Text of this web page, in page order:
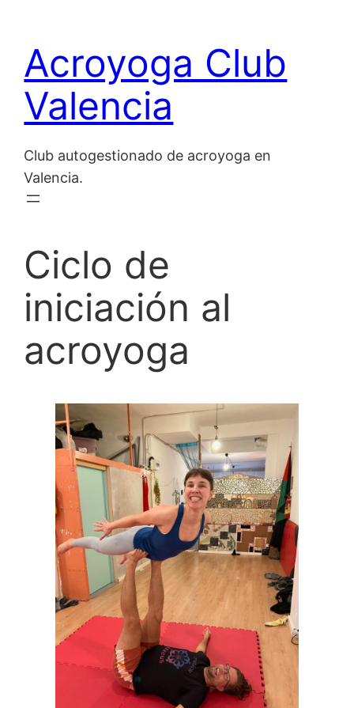
contenido
Acroyoga Club
Valencia
Club autogestionado de acroyoga en
Valencia.
Ciclo de
iniciación al
acroyoga